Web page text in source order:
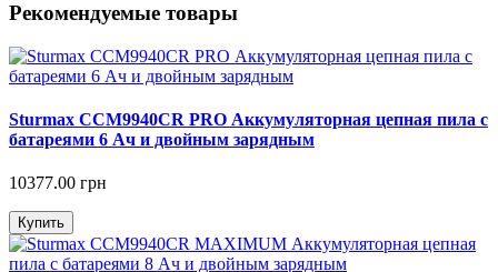
Рекомендуемые товары
Sturmax CCM9940CR PRO Аккумуляторная цепная пила с
батареями 6 Ач и двойным зарядным
10377.00 грн
Купить